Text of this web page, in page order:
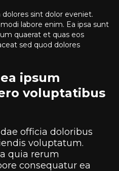
sint dolor eveniet.
labore enim. Ea ipsa sunt
quaerat et quas eos
sed quod dolores
ipsum
voluptatibus
officia doloribus
voluptatum.
quia rerum
consequatur ea